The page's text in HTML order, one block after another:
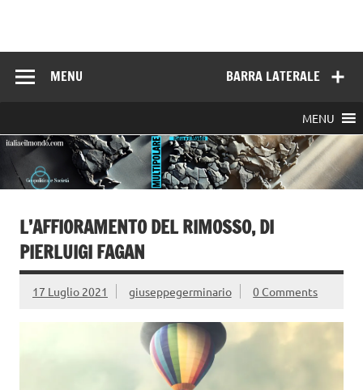
BARRA LATERALE
MENU
MENU
L’AFFIORAMENTO DEL RIMOSSO, DI
PIERLUIGI FAGAN
17 Luglio 2021 giuseppegerminario 0 Comments